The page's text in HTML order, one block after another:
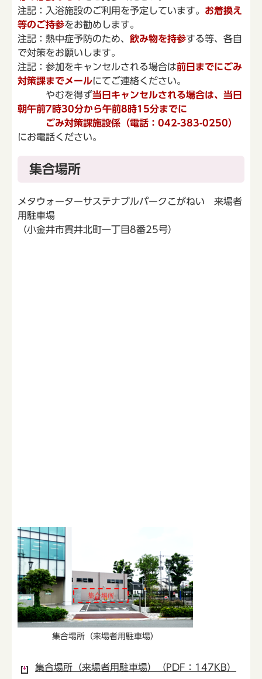
注記：入浴施設のご利用を予定しています。 お着換え
等のご持参をお勧めします。
注記：熱中症予防のため、 飲み物を持参する等、各自
で対策をお願いします。
注記：参加をキャンセルされる場合は前日までにごみ
対策課までメールにてご連絡ください。
やむを得ず当日キャンセルされる場合は、当日
朝午前7時30分から午前8時15分までに
ごみ対策課施設係（電話：042-383-0250）
にお電話ください。
集合場所
メタウォーターサステナブルパークこがねい 来場者
用駐車場
（小金井市貫井北町一丁目8番25号）
集合場所（来場者用駐車場）
集合場所（来場者用駐車場）（PDF：147KB）